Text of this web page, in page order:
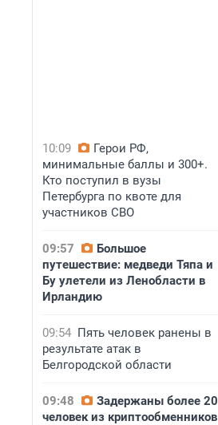
10:09
Герои РФ,
минимальные баллы и 300+.
Кто поступил в вузы
Петербурга по квоте для
участников СВО
09:57
Большое
путешествие: медведи Тяпа и
Бу улетели из Ленобласти в
Ирландию
09:54 Пять человек ранены в
результате атак в
Белгородской области
09:48
Задержаны более 20
человек из криптообменников